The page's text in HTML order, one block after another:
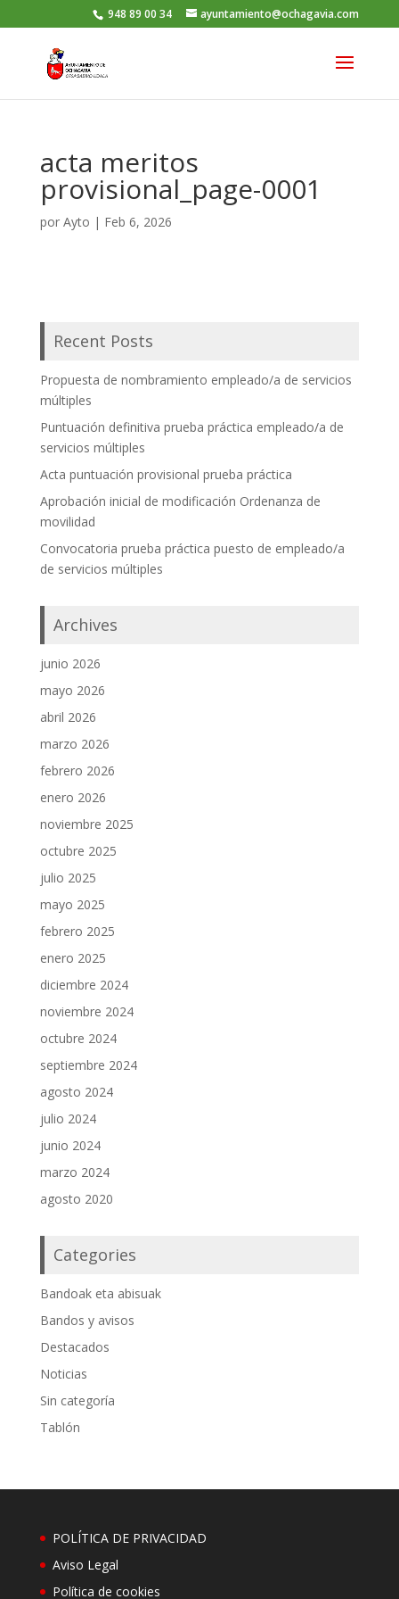
948 89 00 34 ayuntamiento@ochagavia.com
acta meritos
provisional_page-0001
por Ayto | Feb 6, 2026
Recent Posts
Propuesta de nombramiento empleado/a de servicios
múltiples
Puntuación definitiva prueba práctica empleado/a de
servicios múltiples
Acta puntuación provisional prueba práctica
Aprobación inicial de modificación Ordenanza de
movilidad
Convocatoria prueba práctica puesto de empleado/a
de servicios múltiples
Archives
junio 2026
mayo 2026
abril 2026
marzo 2026
febrero 2026
enero 2026
noviembre 2025
octubre 2025
julio 2025
mayo 2025
febrero 2025
enero 2025
diciembre 2024
noviembre 2024
octubre 2024
septiembre 2024
agosto 2024
julio 2024
junio 2024
marzo 2024
agosto 2020
Categories
Bandoak eta abisuak
Bandos y avisos
Destacados
Noticias
Sin categoría
Tablón
POLÍTICA DE PRIVACIDAD
Aviso Legal
Política de cookies